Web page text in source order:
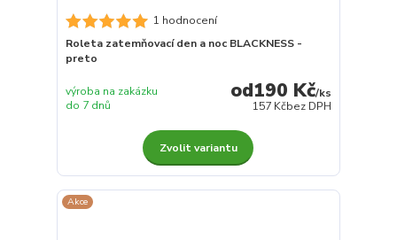
1 hodnocení
Roleta zatemňovací den a noc BLACKNESS -
preto
190 Kč/ks
157 Kčbez DPH
výroba na zakázku
do 7 dnů
Zvolit variantu
Akce